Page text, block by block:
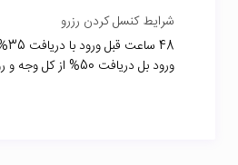
شرایط کنسل کردن رزرو
ورود بل دریافت 50% از کل وجه و روز ورود کنسلی ندارد